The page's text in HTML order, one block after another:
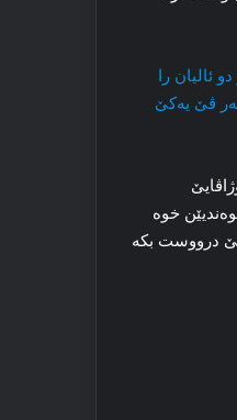
ئالیان را‌
ڤێ یه‌کێ
خوه‌
درووست بکه‌